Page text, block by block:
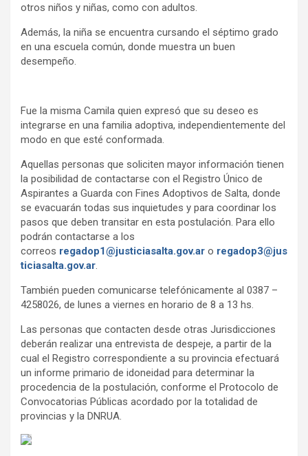
otros niños y niñas, como con adultos.
Además, la niña se encuentra cursando el séptimo grado
en una escuela común, donde muestra un buen
desempeño.
Fue la misma Camila quien expresó que su deseo es
integrarse en una familia adoptiva, independientemente del
modo en que esté conformada.
Aquellas personas que soliciten mayor información tienen
la posibilidad de contactarse con el Registro Único de
Aspirantes a Guarda con Fines Adoptivos de Salta, donde
se evacuarán todas sus inquietudes y para coordinar los
pasos que deben transitar en esta postulación. Para ello
podrán contactarse a los
correos regadop1@justiciasalta.gov.ar o regadop3@jus
ticiasalta.gov.ar.
También pueden comunicarse telefónicamente al 0387 –
4258026, de lunes a viernes en horario de 8 a 13 hs.
Las personas que contacten desde otras Jurisdicciones
deberán realizar una entrevista de despeje, a partir de la
cual el Registro correspondiente a su provincia efectuará
un informe primario de idoneidad para determinar la
procedencia de la postulación, conforme el Protocolo de
Convocatorias Públicas acordado por la totalidad de
provincias y la DNRUA.